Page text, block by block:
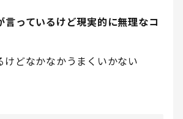
言っているけど現実的に無理なコ
けどなかなかうまくいかない